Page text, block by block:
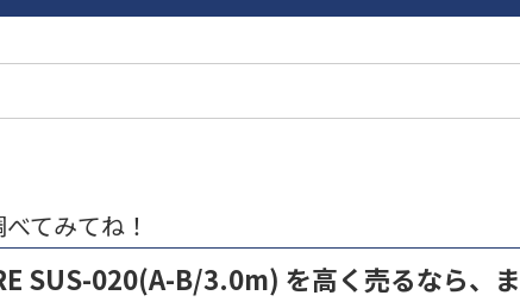
てみてね！
SUS-020(A-B/3.0m) を高く売るなら、